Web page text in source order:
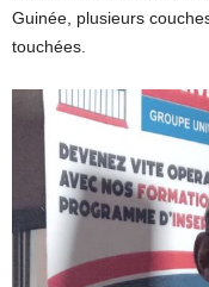
Guinée, plusieurs
touchées.